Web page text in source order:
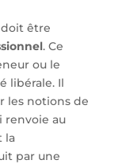
être
. Ce
ou le
libérale. Il
les notions de
renvoie au
la
par une